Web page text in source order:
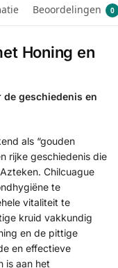
Beoordelingen 0
Honing en
geschiedenis en
als “gouden
rijke geschiedenis die
Chilcuague
te
vitaliteit te
kruid vakkundig
en de pittige
en effectieve
is aan het